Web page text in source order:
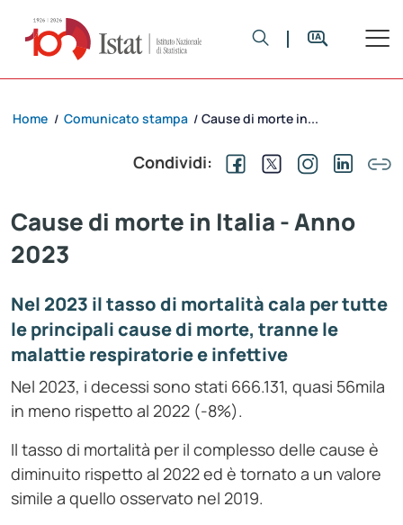
Home / Comunicato stampa / Cause di morte in...
Condividi:
Cause di morte in Italia - Anno
2023
Nel 2023 il tasso di mortalità cala per tutte
le principali cause di morte, tranne le
malattie respiratorie e infettive
Nel 2023, i decessi sono stati 666.131, quasi 56mila
in meno rispetto al 2022 (-8%).
Il tasso di mortalità per il complesso delle cause è
diminuito rispetto al 2022 ed è tornato a un valore
simile a quello osservato nel 2019.